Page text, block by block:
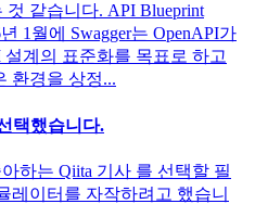
같습니다. API Blueprint
1월에 Swagger는 OpenAPI가
계의 표준화를 목표로 하고
환경을 상정...
택했습니다.
하는 Qiita 기사 를 선택할 필
레이터를 자작하려고 했습니